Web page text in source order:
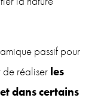
passif pour
de réaliser les
dans certains